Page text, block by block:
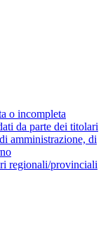
o incompleta
da parte dei titolari
amministrazione, di
regionali/provinciali